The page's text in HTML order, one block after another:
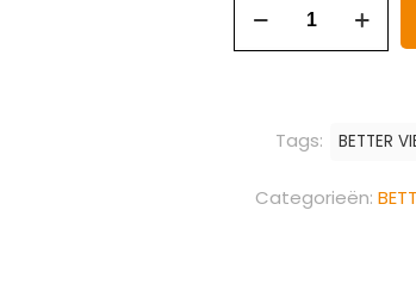
Categorieën:
Tags: BETTER